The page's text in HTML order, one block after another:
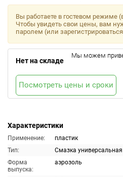
Характеристики
Применение:
пластик
Тип:
Смазка универсальная
Форма
выпуска:
аэрозоль
Вы работаете в гостевом режиме
Чтобы увидеть свои цены, вам
паролем (или
Нет на складе
Мы можем
Посмотреть цены и сроки